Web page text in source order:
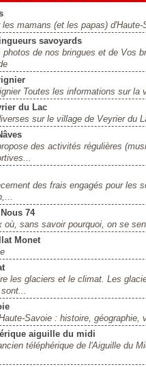
les mamans (et les papas) d'Haute-
savoyards
photos de nos bringues et de Vos
Toutes les informations sur la
du Lac
sur le village de Veyrier du
des activités régulières
des frais engagés pour les
74
où, sans savoir pourquoi, on se
Monet
les glaciers et le climat. Les
Savoie : histoire,
aiguille du midi
téléphérique de l'Aiguille du